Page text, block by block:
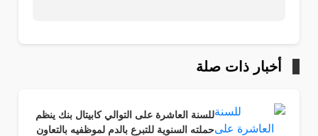
أخبار ذات صلة
للسنة العاشرة على التوالي كابيتال بنك ينظم
حملته السنوية للتبرع بالدم لموظفيه بالتعاون